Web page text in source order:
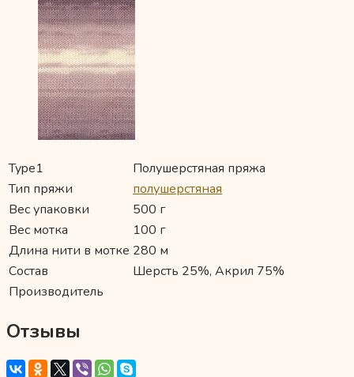
Type1
Полушерстяная пряжа
Тип пряжи
полушерстяная
Вес упаковки
500 г
Вес мотка
100 г
Длина нити в мотке 280 м
Состав
Шерсть 25%, Акрил 75%
Производитель
Отзывы